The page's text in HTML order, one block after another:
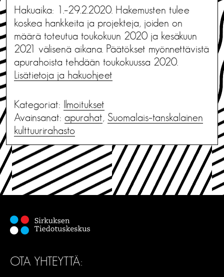
Hakuaika: 1.–29.2.2020. Hakemusten tulee
koskea hankkeita ja projekteja, joiden on
määrä toteutua toukokuun 2020 ja kesäkuun
2021 välisenä aikana. Päätökset myönnettävistä
apurahoista tehdään toukokuussa 2020.
Lisätietoja ja hakuohjeet
Kategoriat: Ilmoitukset
Avainsanat: apurahat, Suomalais–tanskalainen
kulttuurirahasto
OTA YHTEYTTÄ: